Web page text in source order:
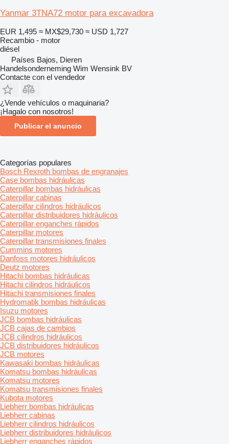
Yanmar 3TNA72 motor para excavadora
EUR 1,495 ≈ MX$29,730 ≈ USD 1,727
Recambio - motor
diésel
Países Bajos, Dieren
Handelsonderneming Wim Wensink BV
Contacte con el vendedor
¿Vende vehículos o maquinaria?
¡Hagalo con nosotros!
Publicar el anuncio
Categorías populares
Bosch Rexroth bombas de engranajes
Case bombas hidráulicas
Caterpillar bombas hidráulicas
Caterpillar cabinas
Caterpillar cilindros hidráulicos
Caterpillar distribuidores hidráulicos
Caterpillar enganches rápidos
Caterpillar motores
Caterpillar transmisiones finales
Cummins motores
Danfoss motores hidráulicos
Deutz motores
Hitachi bombas hidráulicas
Hitachi cilindros hidráulicos
Hitachi transmisiones finales
Hydromatik bombas hidráulicas
Isuzu motores
JCB bombas hidráulicas
JCB cajas de cambios
JCB cilindros hidráulicos
JCB distribuidores hidráulicos
JCB motores
Kawasaki bombas hidráulicas
Komatsu bombas hidráulicas
Komatsu motores
Komatsu transmisiones finales
Kubota motores
Liebherr bombas hidráulicas
Liebherr cabinas
Liebherr cilindros hidráulicos
Liebherr distribuidores hidráulicos
Liebherr enganches rápidos